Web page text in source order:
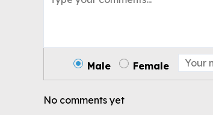
Male Female
No comments yet